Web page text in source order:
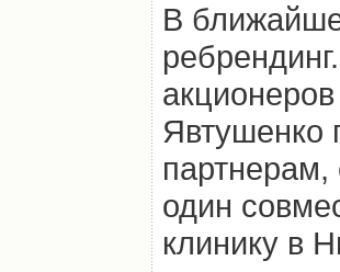
В
Явтушенко
партнерам,
один
клинику в